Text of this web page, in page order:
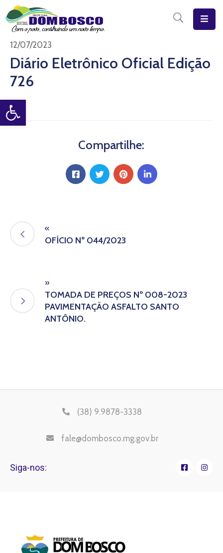
Open toolbar
Início
O
Município
Estrutura
Diário
12/07/2023
Diário Eletrônico Oficial Edição
726
Compartilhe:
«
OFÍCIO Nº 044/2023
»
TOMADA DE PREÇOS Nº 008-2023
PAVIMENTAÇÃO ASFALTO SANTO
ANTÔNIO.
(38) 9.9878-3338
fale@dombosco.mg.gov.br
Siga-nos: